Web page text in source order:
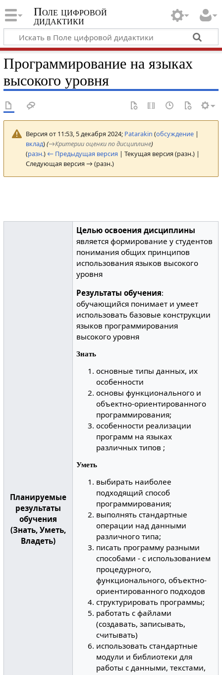
Поле цифровой
дидактики
Программирование на языках
высокого уровня
Версия от 11:53, 5 декабря 2024; Patarakin (обсуждение|
вклад)(→Критерии оценки по дисциплине)
(разн.) ← Предыдущая версия | Текущая версия (разн.) |
Следующая версия → (разн.)
Планируемые
результаты
обучения
(Знать, Уметь,
Владеть)
Целью освоения дисциплины
является формирование у студентов
понимания общих принципов
использования языков высокого
уровня
Результаты обучения:
обучающийся понимает и умеет
использовать базовые конструкции
языков программирования
высокого уровня
Знать
основные типы данных, их
особенности
основы функционального и
объектно-ориентированного
программирования;
особенности реализации
программ на языках
различных типов ;
Уметь
выбирать наиболее
подходящий способ
программирования;
выполнять стандартные
операции над данными
различного типа;
писать программу разными
способами - с использованием
процедурного,
функционального, объектно-
ориентированного подходов
структурировать программы;
работать с файлами
(создавать, записывать,
считывать)
использовать стандартные
модули и библиотеки для
работы с данными, текстами,